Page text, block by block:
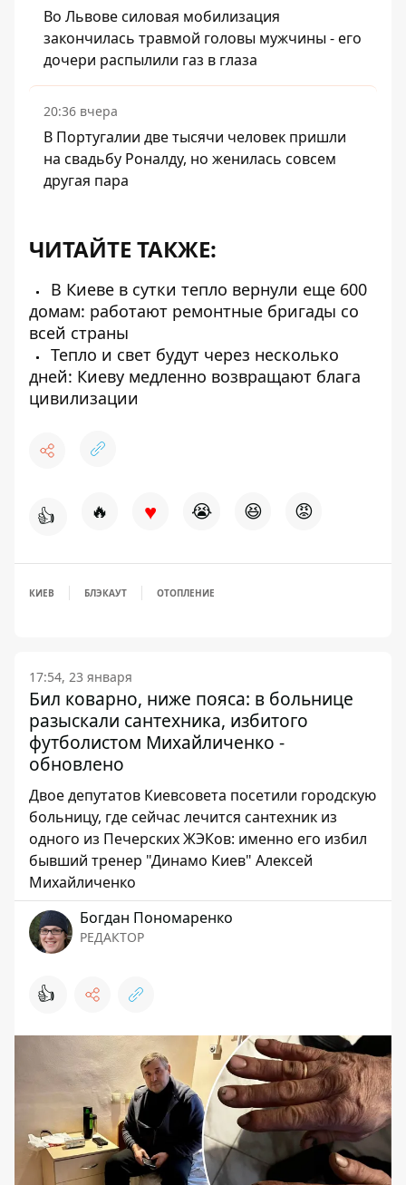
Во Львове силовая мобилизация
закончилась травмой головы мужчины - его
дочери распылили газ в глаза
20:36 вчера
В Португалии две тысячи человек пришли
на свадьбу Роналду, но женилась совсем
другая пара
ЧИТАЙТЕ ТАКЖЕ:
В Киеве в сутки тепло вернули еще 600
домам: работают ремонтные бригады со
всей страны
Тепло и свет будут через несколько
дней: Киеву медленно возвращают блага
цивилизации
👍 🔥 ♥ 😭 😆 😡
КИЕВ БЛЭКАУТ ОТОПЛЕНИЕ
17:54, 23 января
Бил коварно, ниже пояса: в больнице
разыскали сантехника, избитого
футболистом Михайличенко -
обновлено
Двое депутатов Киевсовета посетили городскую
больницу, где сейчас лечится сантехник из
одного из Печерских ЖЭКов: именно его избил
бывший тренер "Динамо Киев" Алексей
Михайличенко
Богдан Пономаренко
РЕДАКТОР
👍